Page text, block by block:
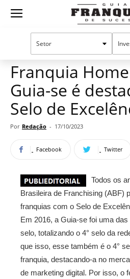
Guia
Mercado de franquias
Franquia
Guia­-se é
Selo de
Por Redação - 17/10/2023
Facebook Twitter
Todos os
Brasileira de Franchising (ABF)
franquias com o Selo de
Em 2016, a Guia-­se foi uma
selo, totalizando o 4° selo da
que isso, esse também é o 4°
franquia, destacando­-a no
de marketing digital. Por isso, o